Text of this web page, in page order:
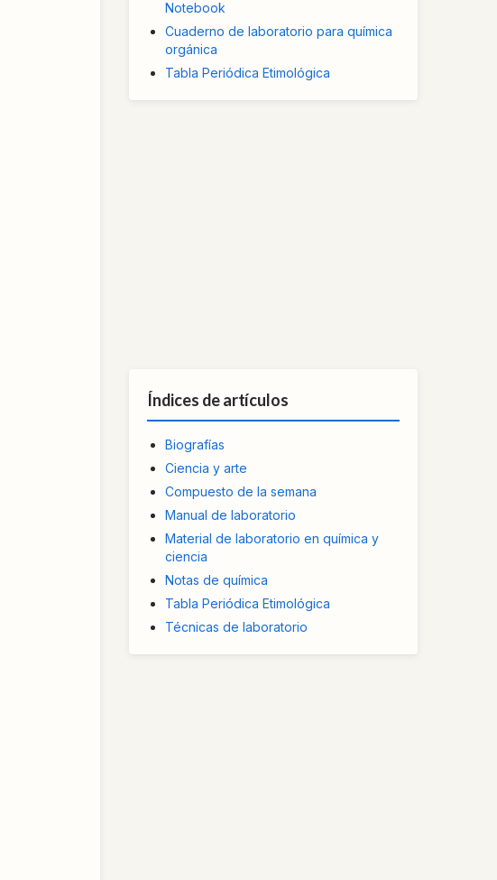
Notebook
Cuaderno de laboratorio para química
orgánica
Tabla Periódica Etimológica
Índices de artículos
Biografías
Ciencia y arte
Compuesto de la semana
Manual de laboratorio
Material de laboratorio en química y
ciencia
Notas de química
Tabla Periódica Etimológica
Técnicas de laboratorio